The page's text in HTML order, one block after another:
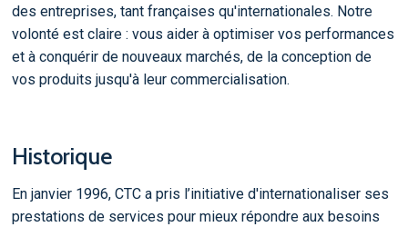
des entreprises, tant françaises qu'internationales. Notre
volonté est claire : vous aider à optimiser vos performances
et à conquérir de nouveaux marchés, de la conception de
vos produits jusqu'à leur commercialisation.
Historique
En janvier 1996, CTC a pris l’initiative d'internationaliser ses
prestations de services pour mieux répondre aux besoins